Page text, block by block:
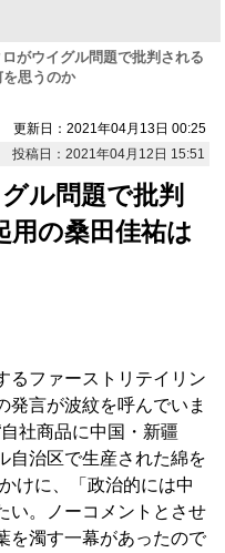
がウイグル問題で批判される
思うのか
更新日：2021年04月13日 00:25
投稿日：2021年04月12日 15:51
ル問題で批判
用の桑田佳祐は
ファーストリテイリン
発言が波紋を呼んでいま
社商品に中国・新疆
自治区で生産された綿を
けに、「政治的には中
い。ノーコメントとさせ
を濁す一幕があったので